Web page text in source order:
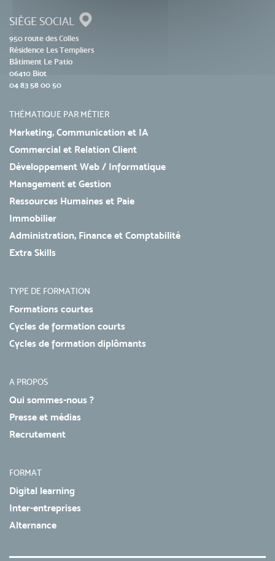
SIÈGE SOCIAL
950 route des Colles
Résidence Les Templiers
Bâtiment Le Patio
06410 Biot
04 83 58 00 50
THÉMATIQUE PAR MÉTIER
Marketing, Communication et IA
Commercial et Relation Client
Développement Web / Informatique
Management et Gestion
Ressources Humaines et Paie
Immobilier
Administration, Finance et Comptabilité
Extra Skills
TYPE DE FORMATION
Formations courtes
Cycles de formation courts
Cycles de formation diplômants
A PROPOS
Qui sommes-nous ?
Presse et médias
Recrutement
FORMAT
Digital learning
Inter-entreprises
Alternance